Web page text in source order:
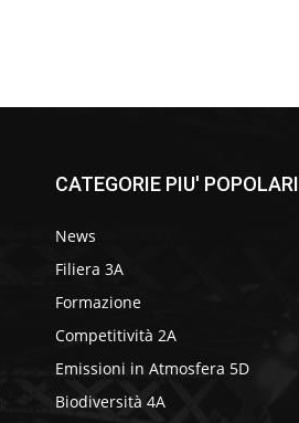
CATEGORIE PIU' POPOLARI
News
Filiera 3A
Formazione
Competitività 2A
Emissioni in Atmosfera 5D
Biodiversità 4A